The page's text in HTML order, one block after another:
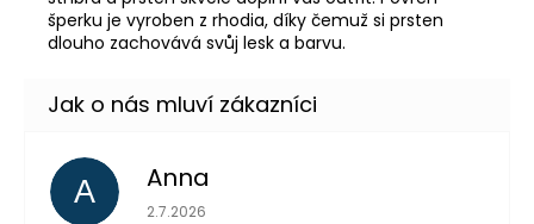
šperku je vyroben z rhodia, díky čemuž si prsten
dlouho zachovává svůj lesk a barvu.
A Anna
Hodnocení obchodu je 5 z 5 hvězdiček.
2.7.2026